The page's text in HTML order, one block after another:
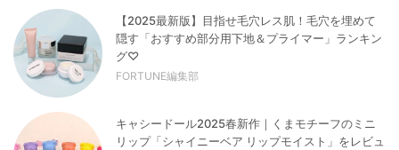
【2025最新版】目指せ毛穴レス肌！毛穴を埋めて
隠す「おすすめ部分用下地＆プライマー」ランキン
グ♡
FORTUNE編集部
キャシードール2025春新作｜くまモチーフのミニ
リップ「シャイニーベア リップモイスト」をレビュ